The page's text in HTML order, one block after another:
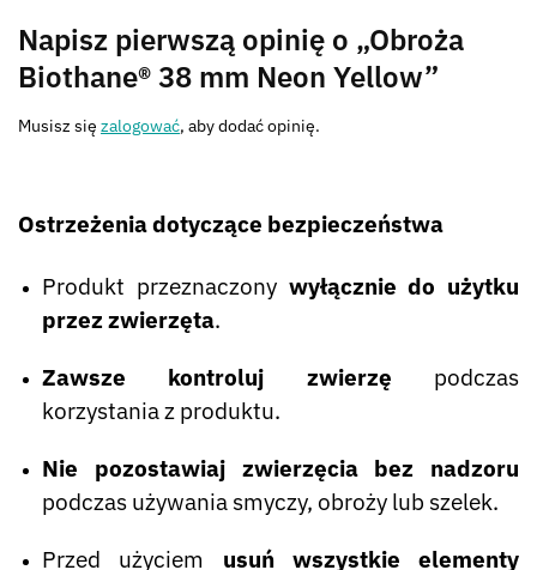
Napisz pierwszą opinię o „Obroża
Biothane® 38 mm Neon Yellow”
Musisz się zalogować, aby dodać opinię.
Ostrzeżenia dotyczące bezpieczeństwa
Produkt przeznaczony wyłącznie do użytku
przez zwierzęta.
Zawsze kontroluj zwierzę podczas
korzystania z produktu.
Nie pozostawiaj zwierzęcia bez nadzoru
podczas używania smyczy, obroży lub szelek.
Przed użyciem usuń wszystkie elementy